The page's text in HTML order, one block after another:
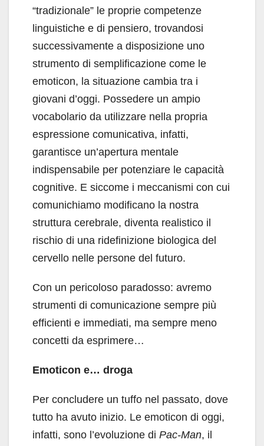
“tradizionale” le proprie competenze
linguistiche e di pensiero, trovandosi
successivamente a disposizione uno
strumento di semplificazione come le
emoticon, la situazione cambia tra i
giovani d’oggi. Possedere un ampio
vocabolario da utilizzare nella propria
espressione comunicativa, infatti,
garantisce un’apertura mentale
indispensabile per potenziare le capacità
cognitive. E siccome i meccanismi con cui
comunichiamo modificano la nostra
struttura cerebrale, diventa realistico il
rischio di una ridefinizione biologica del
cervello nelle persone del futuro.
Con un pericoloso paradosso: avremo
strumenti di comunicazione sempre più
efficienti e immediati, ma sempre meno
concetti da esprimere…
Emoticon e… droga
Per concludere un tuffo nel passato, dove
tutto ha avuto inizio. Le emoticon di oggi,
infatti, sono l’evoluzione di Pac-Man, il